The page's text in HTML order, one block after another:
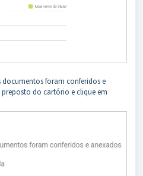
documentos foram conferidos e
do cartório e clique em